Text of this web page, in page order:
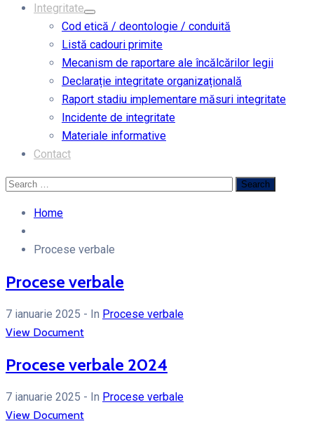
Integritate
Cod etică / deontologie / conduită
Listă cadouri primite
Mecanism de raportare ale încălcărilor legii
Declarație integritate organizațională
Raport stadiu implementare măsuri integritate
Incidente de integritate
Materiale informative
Contact
Home
Procese verbale
Procese verbale
7 ianuarie 2025 - In Procese verbale
View Document
Procese verbale 2024
7 ianuarie 2025 - In Procese verbale
View Document